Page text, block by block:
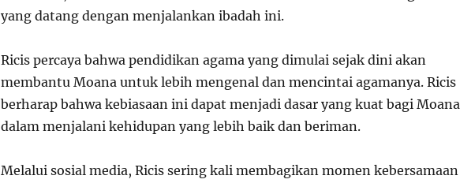
yang datang dengan menjalankan ibadah ini.
Ricis percaya bahwa pendidikan agama yang dimulai sejak dini akan
membantu Moana untuk lebih mengenal dan mencintai agamanya. Ricis
berharap bahwa kebiasaan ini dapat menjadi dasar yang kuat bagi Moana
dalam menjalani kehidupan yang lebih baik dan beriman.
Melalui sosial media, Ricis sering kali membagikan momen kebersamaan